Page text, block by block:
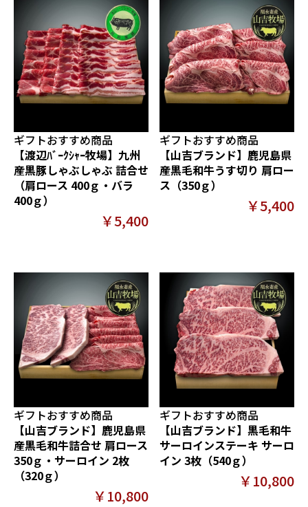
ギフトおすすめ商品
【渡辺ﾊﾞｰｸｼｬｰ牧場】九州
産黒豚しゃぶしゃぶ 詰合せ
（肩ロース 400ｇ・バラ
400ｇ）
￥5,400
ギフトおすすめ商品
【山吉ブランド】鹿児島県
産黒毛和牛うす切り 肩ロー
ス（350ｇ）
￥5,400
ギフトおすすめ商品
【山吉ブランド】鹿児島県
産黒毛和牛詰合せ 肩ロース
350ｇ・サーロイン 2枚
（320ｇ）
￥10,800
ギフトおすすめ商品
【山吉ブランド】黒毛和牛
サーロインステーキ サーロ
イン 3枚（540ｇ）
￥10,800